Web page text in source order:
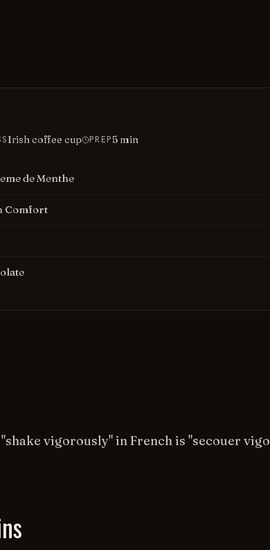
Irish coffee cup PREP5 min
de Menthe
Comfort
vigorously" in French is "secouer